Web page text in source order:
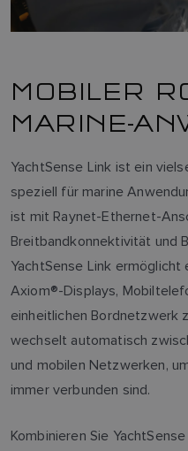
MOBILER
MARINE-
YachtSense Link ist ein
speziell für marine
ist mit Raynet-Ethernet-
Breitbandkonnektivität und
YachtSense Link ermöglicht
Axiom®-Displays,
einheitlichen Bordnetzwerk
wechselt automatisch
und mobilen Netzwerken,
immer verbunden sind.
Kombinieren Sie